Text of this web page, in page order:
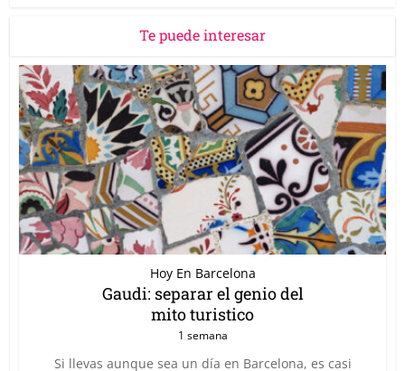
Te puede interesar
Hoy En Barcelona
Gaudi: separar el genio del
mito turistico
1 semana
Si llevas aunque sea un día en Barcelona, es casi